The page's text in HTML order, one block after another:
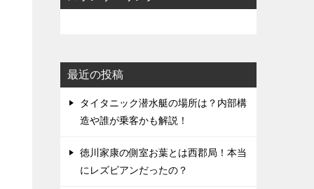
最近の投稿
タイタニック潜水艇の場所は？内部構
造や誰が乗客かも解説！
徳川家康の側室お葉とは西郡局！本当
にレズビアンだったの？